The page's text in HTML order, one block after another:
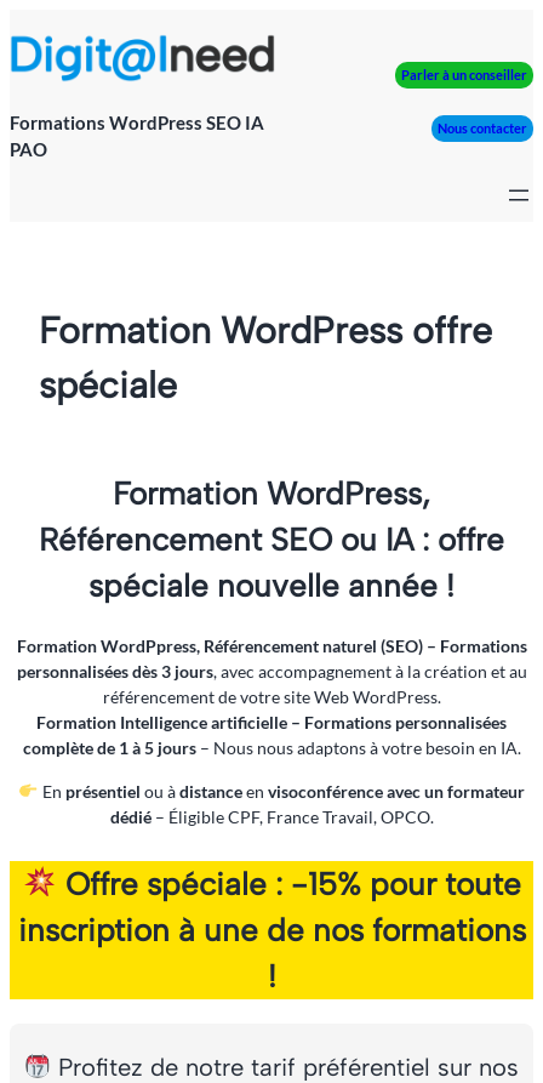
Formations WordPress SEO IA
PAO
Parler à un conseiller
Nous contacter
Formation WordPress offre
spéciale
Formation WordPress,
Référencement SEO ou IA : offre
spéciale nouvelle année !
Formation WordPpress, Référencement naturel (SEO) – Formations
personnalisées dès 3 jours, avec accompagnement à la création et au
référencement de votre site Web WordPress.
Formation Intelligence artificielle – Formations personnalisées
complète de 1 à 5 jours– Nous nous adaptons à votre besoin en IA.
En présentiel ou àdistanceen visoconférenceavec un formateur
dédié– Éligible CPF, France Travail, OPCO.
Offre spéciale : -15% pour toute
inscription à une de nos formations
!
Profitez de notre tarif préférentiel sur nos